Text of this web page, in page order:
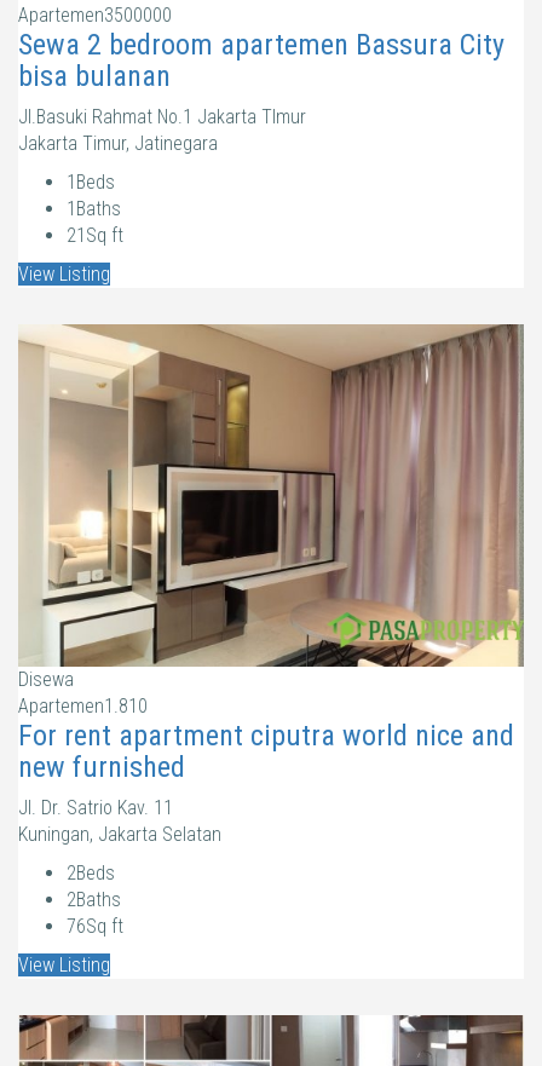
Apartemen3500000
Sewa 2 bedroom apartemen Bassura City
bisa bulanan
Jl.Basuki Rahmat No.1 Jakarta TImur
Jakarta Timur, Jatinegara
1 Beds
1 Baths
21 Sq ft
View Listing
Disewa
Apartemen1.810
For rent apartment ciputra world nice and
new furnished
Jl. Dr. Satrio Kav. 11
Kuningan, Jakarta Selatan
2Beds
2Baths
76Sq ft
View Listing